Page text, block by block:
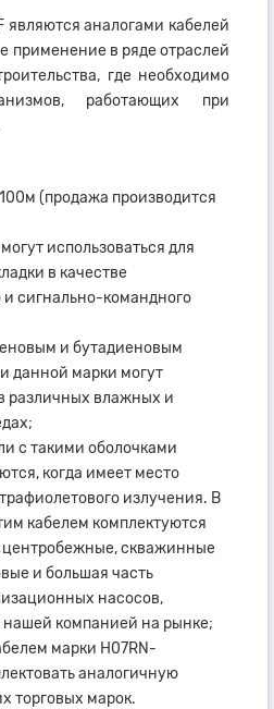
являются аналогами кабелей
применение в ряде отраслей
где необходимо
работающих при
(продажа производится
использоваться для
в качестве
и сигнально-командного
и бутадиеновым
данной марки могут
различных влажных и
с такими оболочками
когда имеет место
излучения. В
кабелем комплектуются
скважинные
и большая часть
насосов,
нашей компанией на рынке;
марки H07RN-
аналогичную
торговых марок.